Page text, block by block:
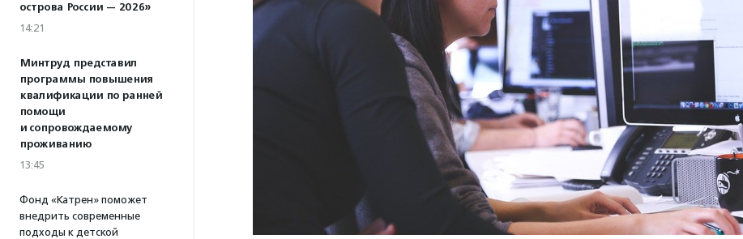
острова России — 2026»
14:21
Минтруд представил
программы повышения
квалификации по ранней
помощи
и сопровождаемому
проживанию
13:45
Фонд «Катрен» поможет
внедрить современные
подходы к детской